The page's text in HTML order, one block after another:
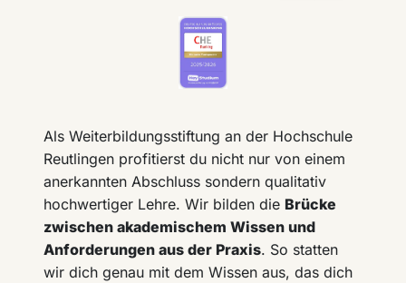
Als Weiterbildungsstiftung an der Hochschule
Reutlingen profitierst du nicht nur von einem
anerkannten Abschluss sondern qualitativ
hochwertiger Lehre. Wir bilden die Brücke
zwischen akademischem Wissen und
Anforderungen aus der Praxis. So statten
wir dich genau mit dem Wissen aus, das dich